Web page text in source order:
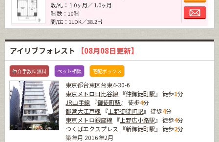
敷/礼： 1.0ヶ月／ 1.0ヶ月
階 数：10階
間/広：1LDK／38.2㎡
アイリブフォレスト 【08月08日更新】
仲介手数料無料 ペット相談 宅配ボックス
東京都台東区台東4-30-6
東京メトロ日比谷線 『仲御徒町駅』 徒歩1分
JR山手線 『御徒町駅』 徒歩4分
都営大江戸線 『 上野御徒町駅』 徒歩4分
東京メトロ銀座線 『 上野広小路駅』 徒歩4分
つくばエクスプレス
『新御徒町駅』 徒歩2分
築年月 2016年2月